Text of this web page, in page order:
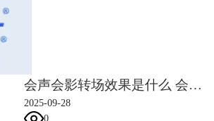
应的声音轨道分贝提高，同时将背景音乐对应的
他叠加音频轨道，可以继续调整。
会声会影转场效果是什么 会声会影转场类型选择与持续时间设置方法
2025-09-28
0